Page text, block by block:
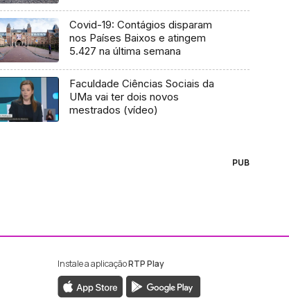
Covid-19: Contágios disparam
nos Países Baixos e atingem
5.427 na última semana
Faculdade Ciências Sociais da
UMa vai ter dois novos
mestrados (vídeo)
PUB
da RTP Madeira
da RTP Madeira
Instale a aplicaçãoRTP Play